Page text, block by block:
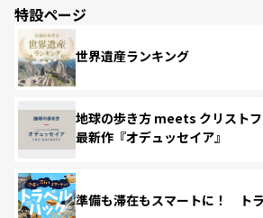
特設ページ
世界遺産ランキング
地球の歩き方 meets クリスト
最新作『オデュッセイア』
準備も滞在もスマートに！ ト